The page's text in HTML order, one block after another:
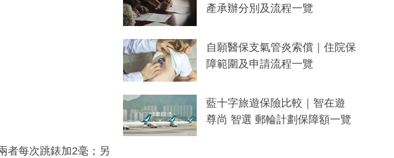
者每次跳錶加2毫；另
產承辦分別及流程一覽
自願醫保支氣管炎索償｜住院保
障範圍及申請流程一覽
藍十字旅遊保險比較｜智在遊
尊尚 智選 郵輪計劃保障額一覽